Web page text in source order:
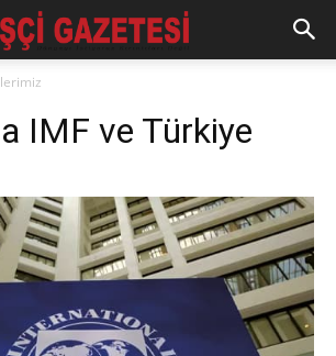
IMF ve Türkiye